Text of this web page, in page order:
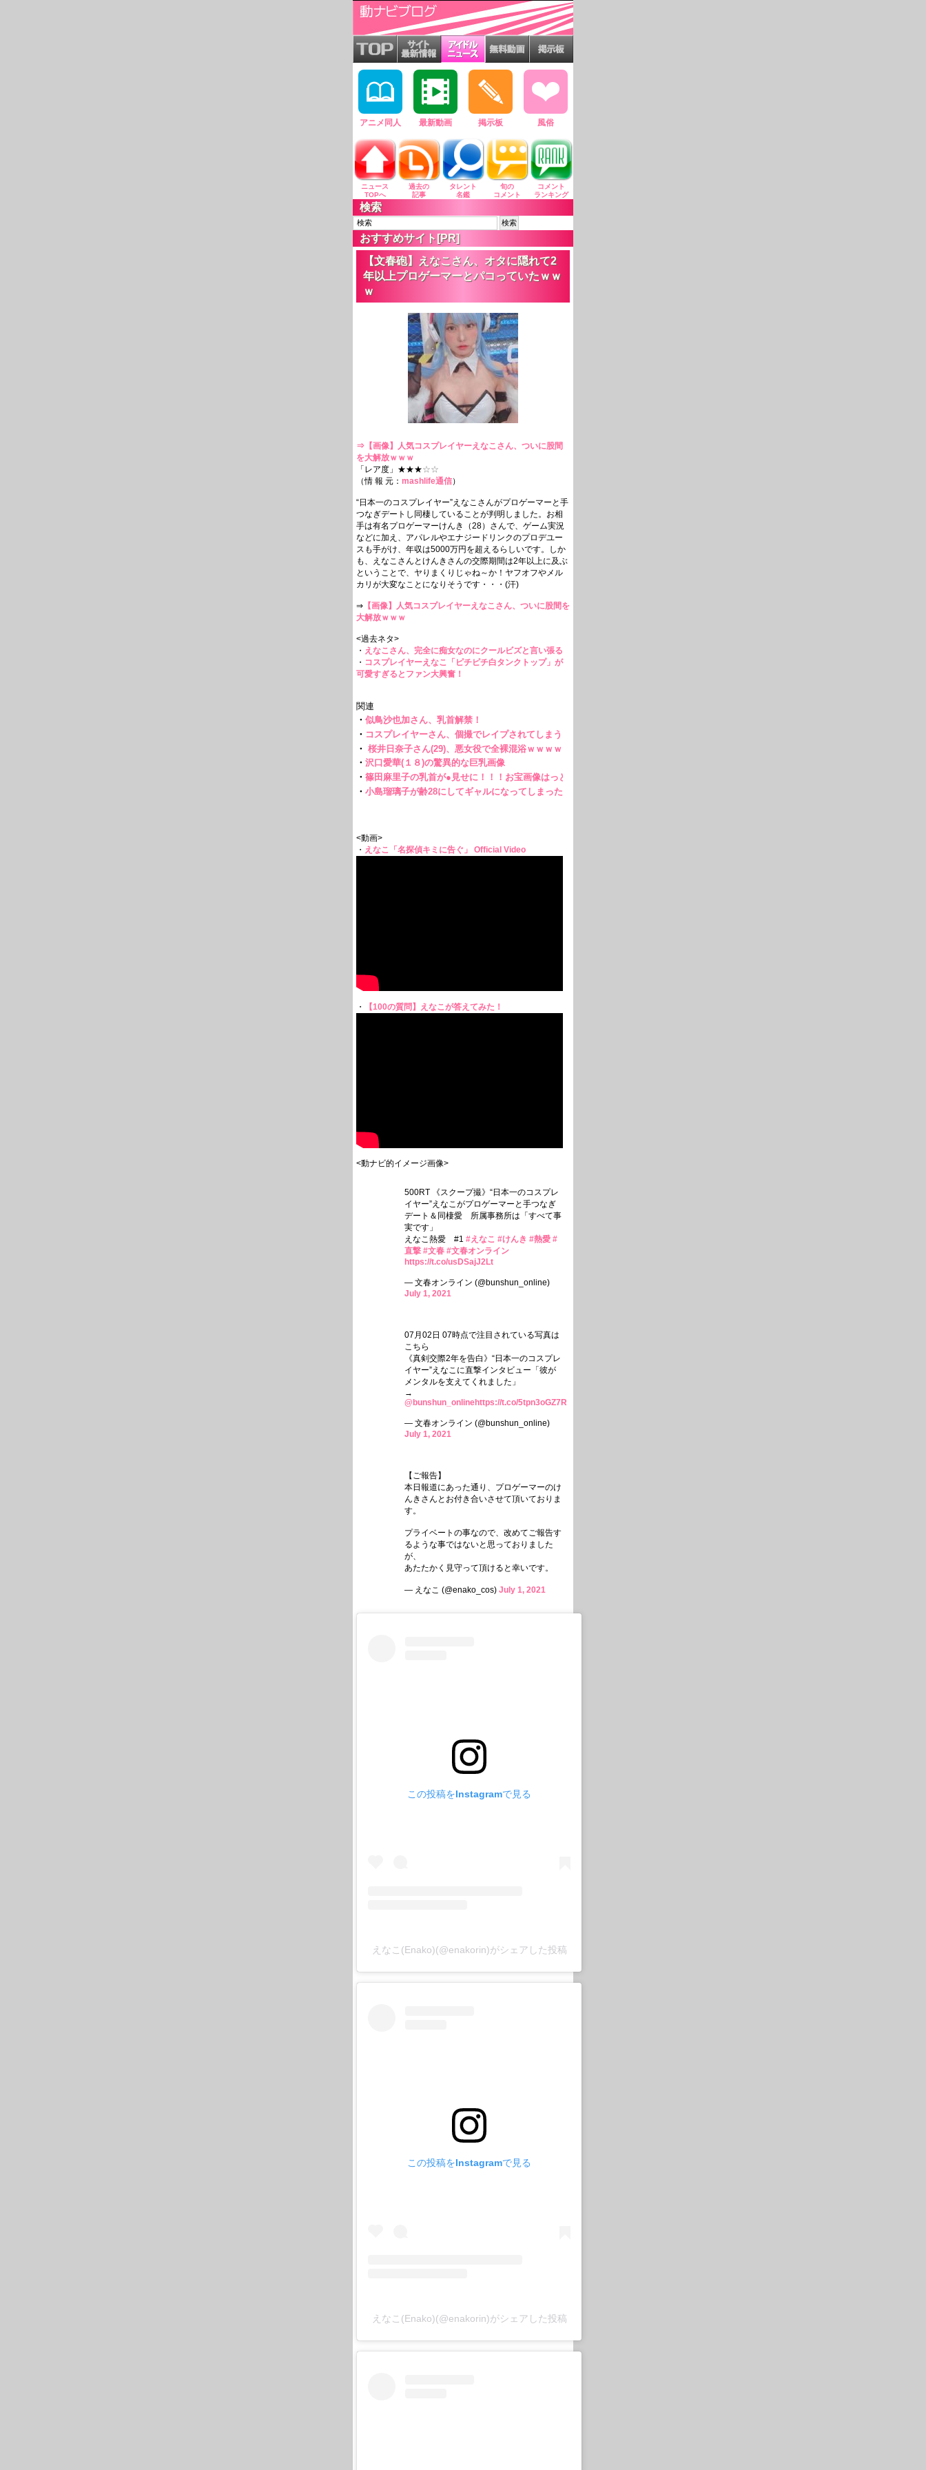
アニメ同人 最新動画 掲示板 風俗
ニュース
TOPへ
過去の
記事
タレント
名鑑
旬の
コメント
コメント
ランキング
検索
おすすめサイト[PR]
【文春砲】えなこさん、オタに隠れて2
年以上プロゲーマーとパコっていたｗｗ
ｗ
⇒ 【画像】人気コスプレイヤーえなこさん、ついに股間
を大解放ｗｗｗ
「レア度」★★★☆☆
（情 報 元： mashlife通信）
“日本一のコスプレイヤー”えなこさんがプロゲーマーと手
つなぎデートし同棲していることが判明しました。お相
手は有名プロゲーマーけんき（28）さんで、ゲーム実況
などに加え、アパレルやエナジードリンクのプロデユー
スも手がけ、年収は5000万円を超えるらしいです。しか
も、えなこさんとけんきさんの交際期間は2年以上に及ぶ
ということで、ヤりまくりじゃね～か！ヤフオフやメル
カリが大変なことになりそうです・・・(汗)
⇒ 【画像】人気コスプレイヤーえなこさん、ついに股間を
大解放ｗｗｗ
<過去ネタ>
・ えなこさん、完全に痴女なのにクールビズと言い張る
・ コスプレイヤーえなこ「ピチピチ白タンクトップ」が
可愛すぎるとファン大興奮！
<動画>
・ えなこ「名探偵キミに告ぐ」 Official Video
・ 【100の質問】えなこが答えてみた！
<動ナビ的イメージ画像>
500RT 《スクープ撮》“日本一のコスプレ
イヤー”えなこがプロゲーマーと手つなぎ
デート＆同棲愛 所属事務所は「すべて事
実です」
えなこ熱愛 #1 #えなこ #けんき #熱愛 #
直撃 #文春 #文春オンライン
https://t.co/usDSajJ2Lt
— 文春オンライン (@bunshun_online)
July 1, 2021
07月02日 07時点で注目されている写真は
こちら
《真剣交際2年を告白》“日本一のコスプレ
イヤー”えなこに直撃インタビュー「彼が
メンタルを支えてくれました」
→
@bunshun_onlinehttps://t.co/5tpn3oGZ7R
— 文春オンライン (@bunshun_online)
July 1, 2021
【ご報告】
本日報道にあった通り、プロゲーマーのけ
んきさんとお付き合いさせて頂いておりま
す。
プライベートの事なので、改めてご報告す
るような事ではないと思っておりました
が、
あたたかく見守って頂けると幸いです。
— えなこ (@enako_cos) July 1, 2021
この投稿をInstagramで見る
えなこ(Enako)(@enakorin)がシェアした投稿
この投稿をInstagramで見る
えなこ(Enako)(@enakorin)がシェアした投稿